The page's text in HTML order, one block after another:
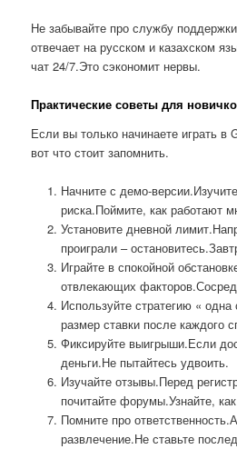
Не забывайте про службу
отвечает на русском и казахском
чат 24/7.Это сэкономит нервы.
Практические советы для
Если вы только начинаете играть в
вот что стоит запомнить.
Начните с демо-
риска.Поймите, как работают
Установите дневной
проиграли –
Играйте в спокойной
отвлекающих
Используйте стратегию «
размер ставки после каждого
Фиксируйте выигрыши.Если
деньги.Не пытайтесь удвоить.
Изучайте отзывы.Перед
почитайте форумы.Узнайте,
Помните про
развлечение.Не ставьте